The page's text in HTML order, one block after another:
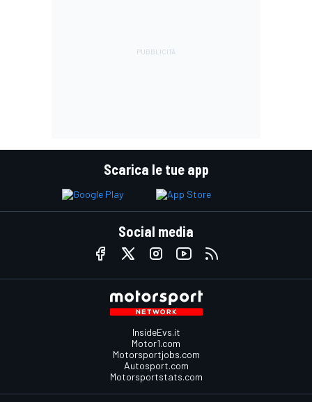
Scarica le tue app
Social media
InsideEvs.it
Motor1.com
Motorsportjobs.com
Autosport.com
Motorsportstats.com